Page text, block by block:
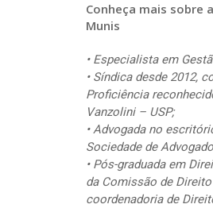
Conheça mais sobre
Munis
• Especialista em
• Síndica desde 2012,
Proficiência
Vanzolini – USP;
• Advogada no
Sociedade de
• Pós-graduada em
da Comissão de
coordenadoria de